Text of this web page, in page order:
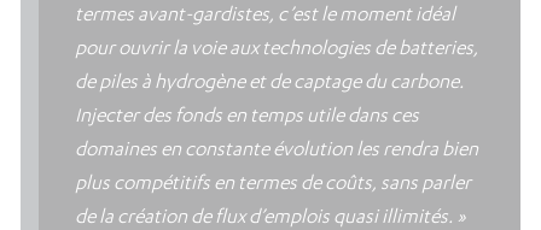
termes avant-gardistes, c’est le moment idéal
pour ouvrir la voie aux technologies de batteries,
de piles à hydrogène et de captage du carbone.
Injecter des fonds en temps utile dans ces
domaines en constante évolution les rendra bien
plus compétitifs en termes de coûts, sans parler
de la création de flux d’emplois quasi illimités. »